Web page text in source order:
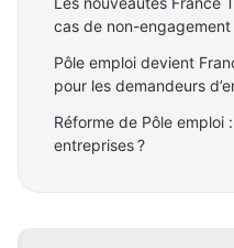
cas de non-engagement
Pôle emploi devient
pour les demandeurs
Réforme de Pôle emploi
entreprises ?